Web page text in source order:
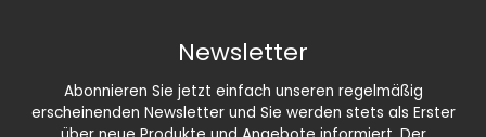
Newsletter
Abonnieren Sie jetzt einfach unseren regelmäßig
erscheinenden Newsletter und Sie werden stets als Erster